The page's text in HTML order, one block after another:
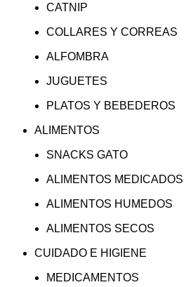
CATNIP
COLLARES Y CORREAS
ALFOMBRA
JUGUETES
PLATOS Y BEBEDEROS
ALIMENTOS
SNACKS GATO
ALIMENTOS MEDICADOS
ALIMENTOS HUMEDOS
ALIMENTOS SECOS
CUIDADO E HIGIENE
MEDICAMENTOS